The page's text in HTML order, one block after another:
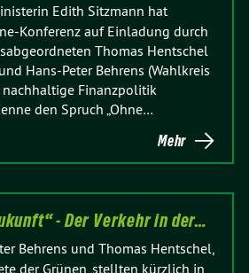
Edith Sitzmann hat
Konferenz auf Einladung durch
Thomas Hentschel
Hans-Peter Behrens (Wahlkreis
nachhaltige Finanzpolitik
den Spruch „Ohne…
Mehr
- Der Verkehr in der…
Behrens und Thomas Hentschel,
der Grünen, stellten kürzlich in